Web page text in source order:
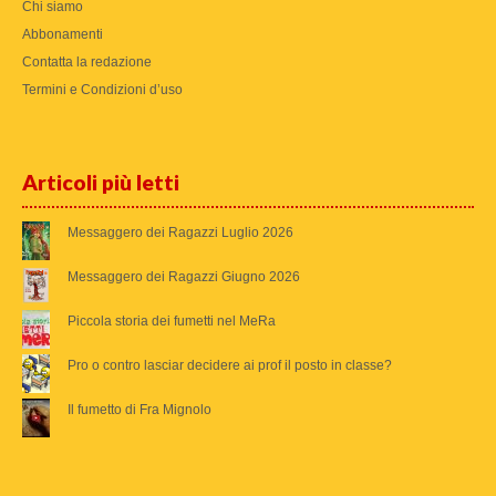
Chi siamo
Abbonamenti
Contatta la redazione
Termini e Condizioni d’uso
Articoli più letti
Messaggero dei Ragazzi Luglio 2026
Messaggero dei Ragazzi Giugno 2026
Piccola storia dei fumetti nel MeRa
Pro o contro lasciar decidere ai prof il posto in classe?
Il fumetto di Fra Mignolo